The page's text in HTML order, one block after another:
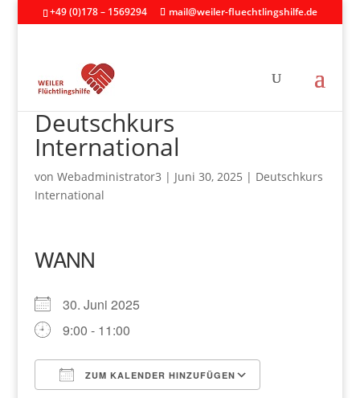
+49 (0)178 – 1569294 mail@weiler-fluechtlingshilfe.de
Deutschkurs
International
von Webadministrator3 | Juni 30, 2025 | Deutschkurs
International
WANN
30. Juni 2025
9:00 - 11:00
ZUM KALENDER HINZUFÜGEN